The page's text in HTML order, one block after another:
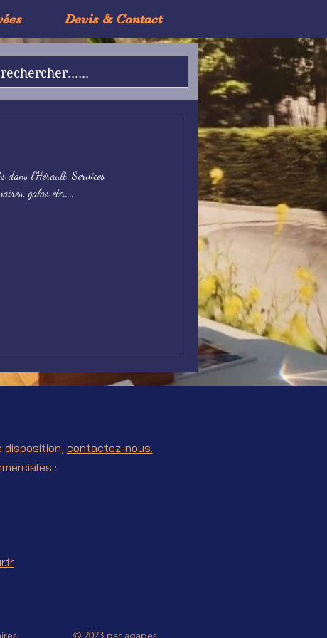
Devis & Contact
dans l'Hérault. Services
galas etc.....
contactez-nous.
:
© 2023 par agapes